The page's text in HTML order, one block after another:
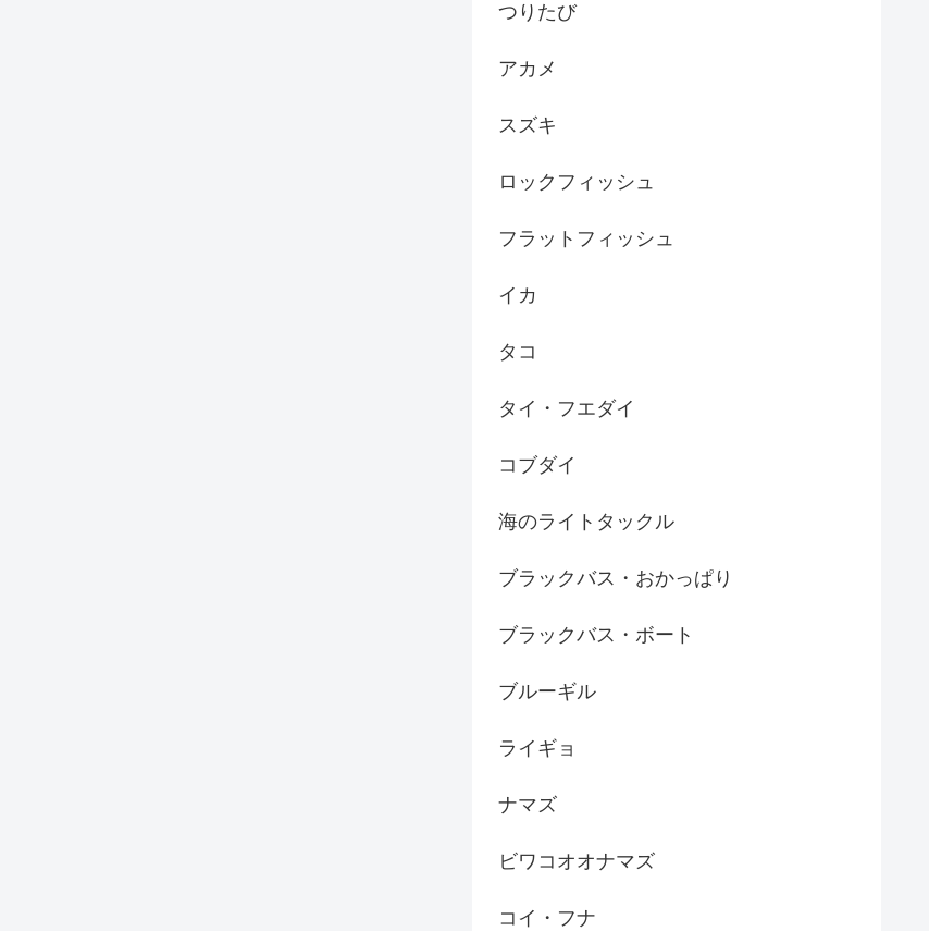
つりたび
アカメ
スズキ
ロックフィッシュ
フラットフィッシュ
イカ
タコ
タイ・フエダイ
コブダイ
海のライトタックル
ブラックバス・おかっぱり
ブラックバス・ボート
ブルーギル
ライギョ
ナマズ
ビワコオオナマズ
コイ・フナ